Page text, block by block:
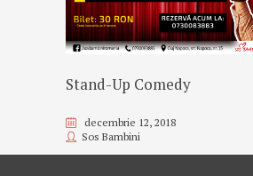
Stand-Up Comedy
decembrie 12, 2018
Sos Bambini